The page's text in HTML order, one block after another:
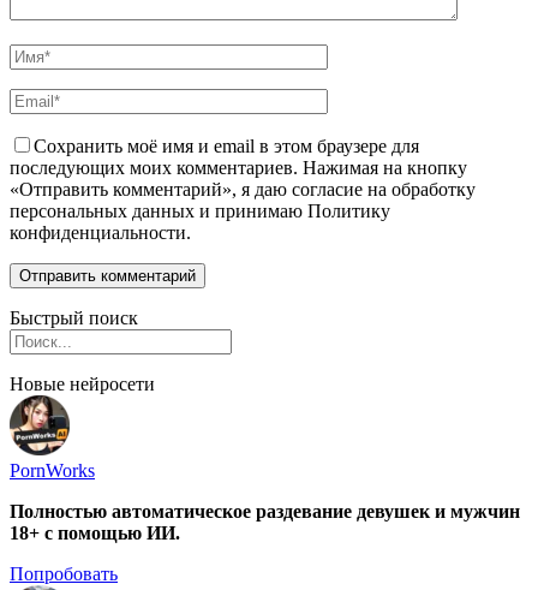
Сохранить моё имя и email в этом браузере для
последующих моих комментариев. Нажимая на кнопку
«Отправить комментарий», я даю согласие на обработку
персональных данных и принимаю Политику
конфиденциальности.
Быстрый поиск
Новые нейросети
PornWorks
Полностью автоматическое раздевание девушек и мужчин
18+ с помощью ИИ.
Попробовать